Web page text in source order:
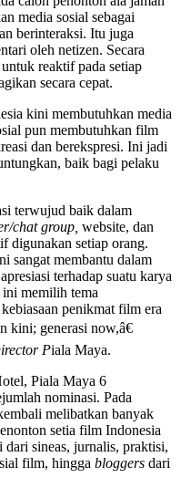
media sosial sebagai
berinteraksi. Itu juga
oleh netizen. Secara
reaktif pada setiap
secara cepat.
kini membutuhkan media
pun membutuhkan film
dan berekspresi. Ini jadi
baik bagi pelaku
terwujud baik dalam
chat group, website, dan
digunakan setiap orang.
sangat membantu dalam
terhadap suatu karya
memilih tema
penikmat film era
kini; generasi now,â€
Piala Maya.
Piala Maya 6
nominasi. Pada
melibatkan banyak
setia film Indonesia
sineas, jurnalis, praktisi,
film, hingga bloggers dari